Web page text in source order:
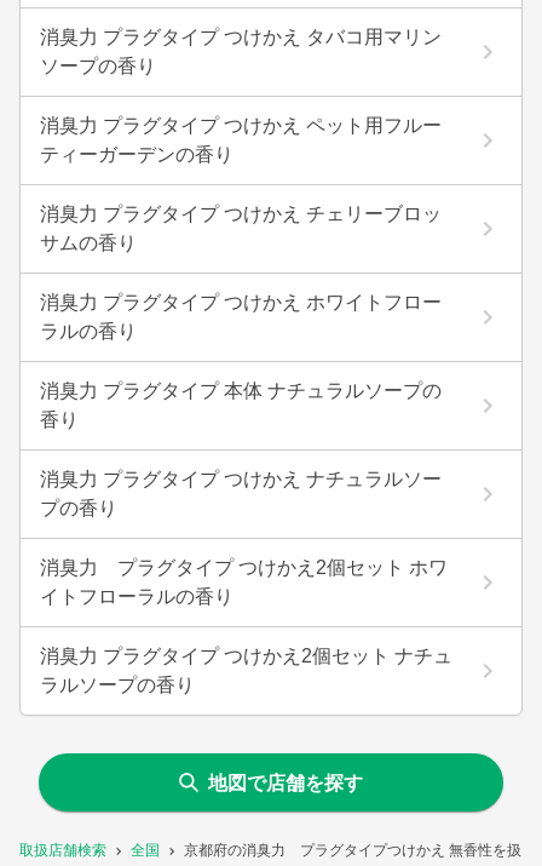
取扱店舗検索 全国 京都府の消臭力 プラグタイプつけかえ 無香性を扱う
消臭力 プラグタイプ つけかえ タバコ用マリン
ソープの香り
消臭力 プラグタイプ つけかえ ペット用フルー
ティーガーデンの香り
消臭力 プラグタイプ つけかえ チェリーブロッ
サムの香り
消臭力 プラグタイプ つけかえ ホワイトフロー
ラルの香り
消臭力 プラグタイプ 本体 ナチュラルソープの
香り
消臭力 プラグタイプ つけかえ ナチュラルソー
プの香り
消臭力 プラグタイプ つけかえ2個セット ホワ
イトフローラルの香り
消臭力 プラグタイプ つけかえ2個セット ナチュ
ラルソープの香り
地図で店舗を探す